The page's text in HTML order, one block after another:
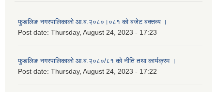
फुङलिङ नगरपालिकाको आ.ब.२०८०।०८१ को बजेट बक्तव्य ।
Post date: Thursday, August 24, 2023 - 17:23
फुङलिङ नगरपालिकाको आ.ब.२०८०/८१ को नीति तथा कार्यक्रम ।
Post date: Thursday, August 24, 2023 - 17:22